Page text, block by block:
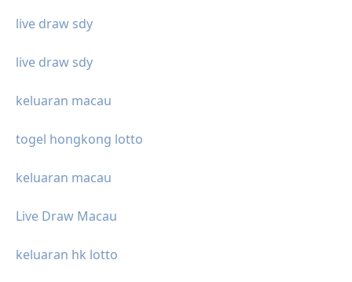
live draw sdy
live draw sdy
keluaran macau
togel hongkong lotto
keluaran macau
Live Draw Macau
keluaran hk lotto